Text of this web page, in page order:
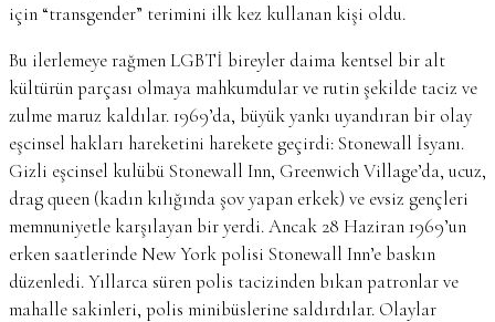
için “transgender” terimini ilk kez kullanan kişi oldu.
Bu ilerlemeye rağmen LGBTİ bireyler daima kentsel bir alt
kültürün parçası olmaya mahkumdular ve rutin şekilde taciz ve
zulme maruz kaldılar. 1969’da, büyük yankı uyandıran bir olay
eşcinsel hakları hareketini harekete geçirdi: Stonewall İsyanı.
Gizli eşcinsel kulübü Stonewall Inn, Greenwich Village’da, ucuz,
drag queen (kadın kılığında şov yapan erkek) ve evsiz gençleri
memnuniyetle karşılayan bir yerdi. Ancak 28 Haziran 1969’un
erken saatlerinde New York polisi Stonewall Inn’e baskın
düzenledi. Yıllarca süren polis tacizinden bıkan patronlar ve
mahalle sakinleri, polis minibüslerine saldırdılar. Olaylar